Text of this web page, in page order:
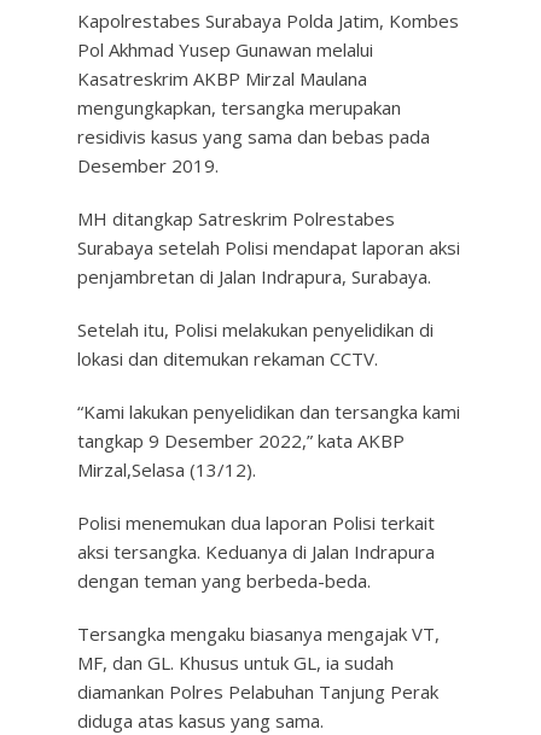
Kapolrestabes Surabaya Polda Jatim, Kombes
Pol Akhmad Yusep Gunawan melalui
Kasatreskrim AKBP Mirzal Maulana
mengungkapkan, tersangka merupakan
residivis kasus yang sama dan bebas pada
Desember 2019.
MH ditangkap Satreskrim Polrestabes
Surabaya setelah Polisi mendapat laporan aksi
penjambretan di Jalan Indrapura, Surabaya.
Setelah itu, Polisi melakukan penyelidikan di
lokasi dan ditemukan rekaman CCTV.
“Kami lakukan penyelidikan dan tersangka kami
tangkap 9 Desember 2022,” kata AKBP
Mirzal,Selasa (13/12).
Polisi menemukan dua laporan Polisi terkait
aksi tersangka. Keduanya di Jalan Indrapura
dengan teman yang berbeda-beda.
Tersangka mengaku biasanya mengajak VT,
MF, dan GL. Khusus untuk GL, ia sudah
diamankan Polres Pelabuhan Tanjung Perak
diduga atas kasus yang sama.